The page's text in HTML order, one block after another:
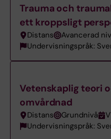
Trauma och
ett kroppsligt
Distans Avancerad
Undervisningspråk:
Vetenskaplig teori
omvårdnad
Distans Grundnivå
Undervisningspråk: